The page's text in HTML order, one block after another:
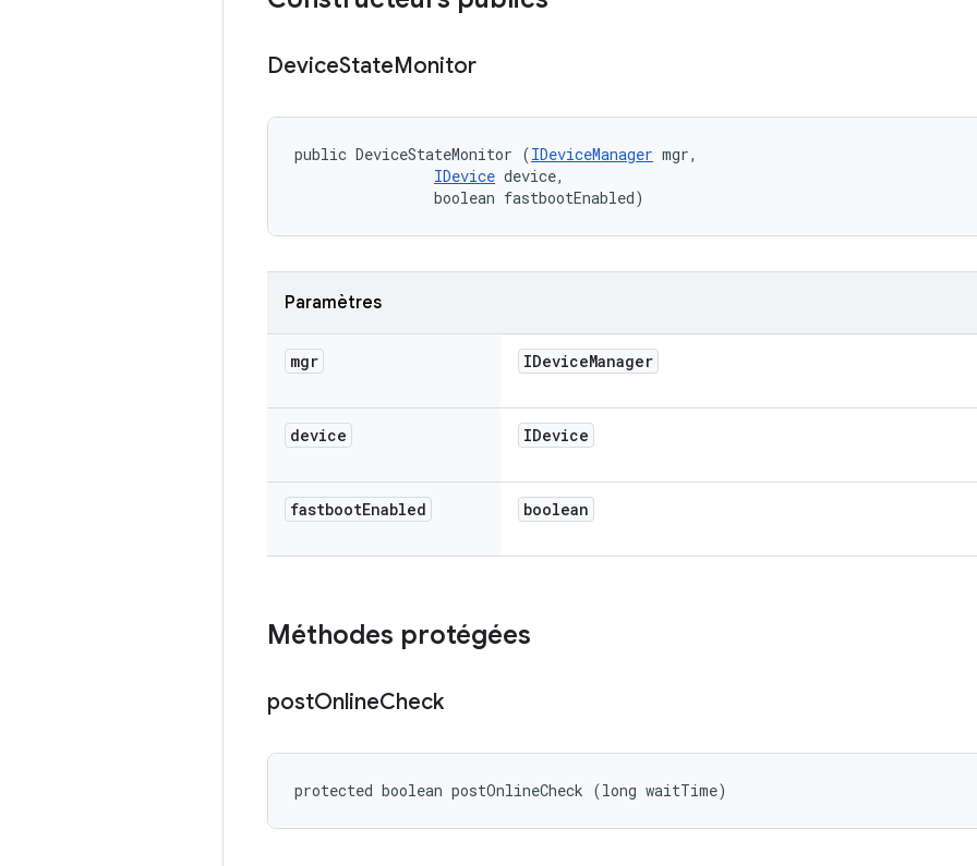
DeviceStateMonitor
public DeviceStateMonitor (IDeviceManager mgr,
IDevice device,
                boolean fastbootEnabled)
Paramètres
mgr IDeviceManager
device IDevice
fastbootEnabled boolean
Méthodes protégées
postOnlineCheck
protected boolean postOnlineCheck (long waitTime)